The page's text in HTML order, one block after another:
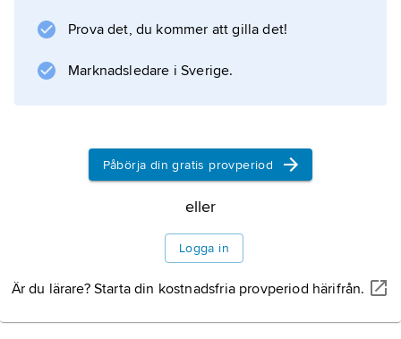
Huvudprincipen är dock att skatteunderlaget
inte endast ska utgöras av
konsumtionsutgifter som finansieras med en
Information om artikeln
Prova det, du kommer att gilla det!
Marknadsledare i Sverige.
Påbörja din gratis provperiod
eller
Logga in
Är du lärare? Starta din kostnadsfria provperiod härifrån.